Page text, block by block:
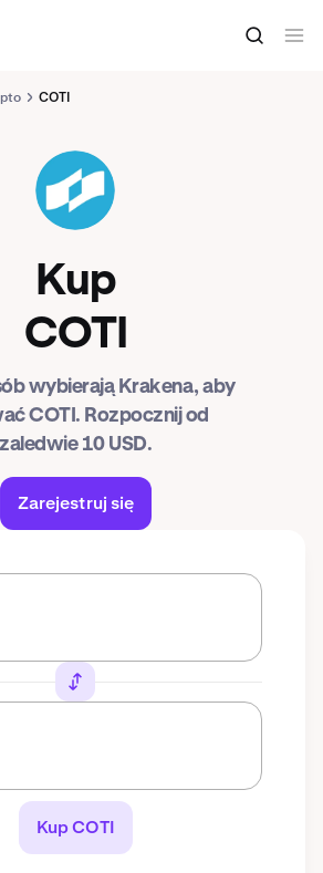
COTI
COTI
Kup
COTI
wybierają Krakena, aby
COTI. Rozpocznij od
zaledwie 10 USD.
Zarejestruj się
Kup COTI